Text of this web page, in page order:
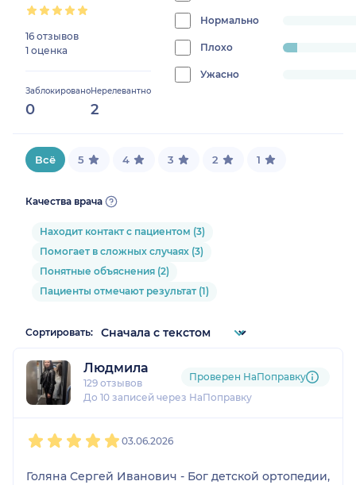
16 отзывов
1 оценка
Заблокировано
0
Нерелевантно
2
0%
Нормально
0%
Плохо
progress:
5.88235294117647%
Ужасно
0%
Всё 5 4 3 2 1
Качества врача
Находит контакт с пациентом (3)
Помогает в сложных случаях (3)
Понятные объяснения (2)
Пациенты отмечают результат (1)
Сортировать:
Людмила
129 отзывов
До 10 записей через НаПоправку
Проверен НаПоправку
03.06.2026
Голяна Сергей Иванович - Бог детской ортопедии,